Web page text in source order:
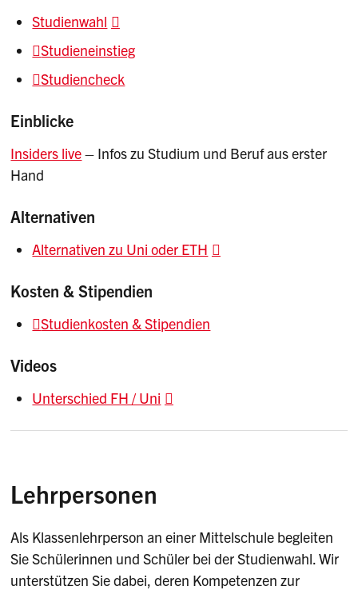
Studienwahl
Studieneinstieg
Studiencheck
Einblicke
Insiders live– Infos zu Studium und Beruf aus erster
Hand
Alternativen
Alternativen zu Uni oder ETH
Kosten & Stipendien
Studienkosten & Stipendien
Videos
Unterschied FH / Uni
Lehrpersonen
Als Klassenlehrperson an einer Mittelschule begleiten
Sie Schülerinnen und Schüler bei der Studienwahl. Wir
unterstützen Sie dabei, deren Kompetenzen zur